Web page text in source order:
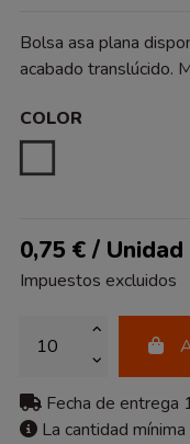
Bolsa asa plana
acabado translúcido.
COLOR
0,75 € / Unidad
Impuestos excluidos
Fecha de
La cantidad